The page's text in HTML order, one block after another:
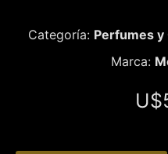
Categoría: Perfumes
Marca:
U$